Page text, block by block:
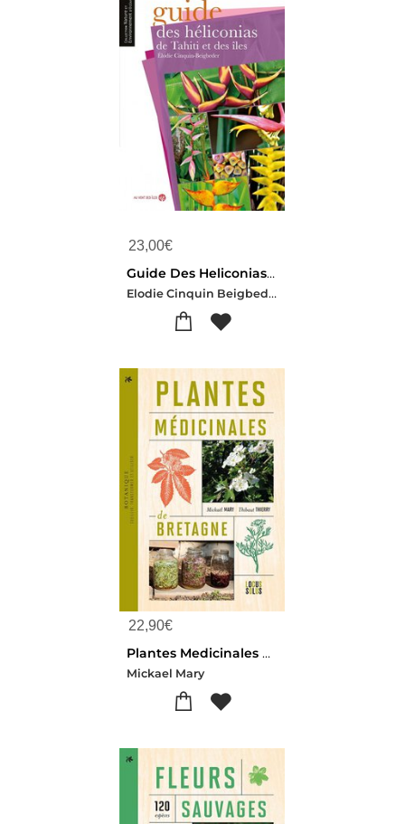
23,00€
Guide Des Heliconias De Tahiti Et Des Iles
Elodie Cinquin Beigbeder
22,90€
Plantes Medicinales De Bretagne
Mickael Mary